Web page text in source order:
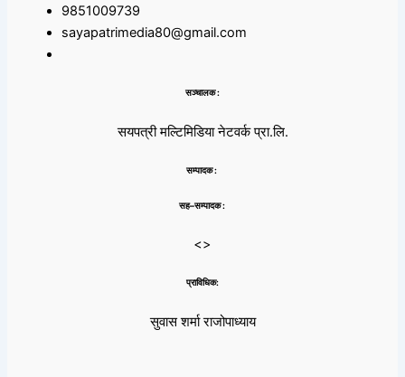
9851009739
sayapatrimedia80@gmail.com
सञ्चालक :
सयपत्री मल्टिमिडिया नेटवर्क प्रा.लि.
सम्पादक :
सह–सम्पादक :
<>
प्राविधिक:
सुवास शर्मा राजोपाध्याय